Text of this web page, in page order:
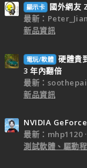
顯示卡
國外網友
最新：Peter_Jian
新品資訊
電玩/軟體 硬體貴
3 年內翻倍
最新：
新品資訊
NVIDIA
最新：mhp1120
測試軟體、驅動